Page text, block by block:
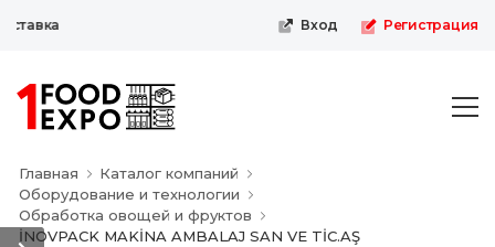
Вход Регистрация
Главная
Каталог компаний
Оборудование и технологии
Обработка овощей и фруктов
İNOVPACK MAKİNA AMBALAJ SAN VE TİC.AŞ